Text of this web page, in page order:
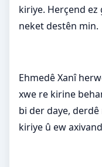
kiriye. Herçend
neket destên min.
Ehmedê Xanî
xwe re kirine
bi der daye,
kiriye û ew